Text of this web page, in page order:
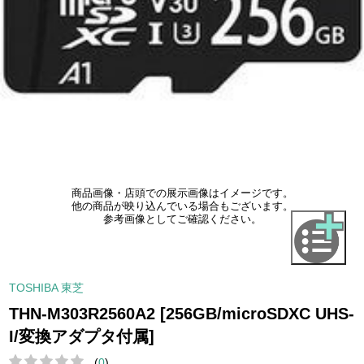
商品画像・店頭での展示画像はイメージです。
他の商品が映り込んでいる場合もございます。
参考画像としてご確認ください。
TOSHIBA 東芝
THN-M303R2560A2 [256GB/microSDXC UHS-
I/変換アダプタ付属]